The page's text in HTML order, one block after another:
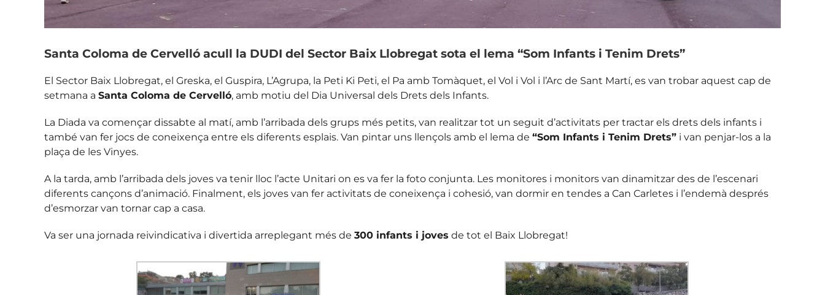
Santa Coloma de Cervelló acull la DUDI del Sector Baix Llobregat sota el lema “Som Infants i Tenim Drets”
El Sector Baix Llobregat, el Greska, el Guspira, L’Agrupa, la Peti Ki Peti, el Pa amb Tomàquet, el Vol i Vol i l’Arc de Sant Martí, es van trobar aquest cap de
setmana a Santa Coloma de Cervelló, amb motiu del Dia Universal dels Drets dels Infants.
La Diada va començar dissabte al matí, amb l’arribada dels grups més petits, van realitzar tot un seguit d’activitats per tractar els drets dels infants i
també van fer jocs de coneixença entre els diferents esplais. Van pintar uns llençols amb el lema de “Som Infants i Tenim Drets” i van penjar-los a la
plaça de les Vinyes.
A la tarda, amb l’arribada dels joves va tenir lloc l’acte Unitari on es va fer la foto conjunta. Les monitores i monitors van dinamitzar des de l’escenari
diferents cançons d’animació. Finalment, els joves van fer activitats de coneixença i cohesió, van dormir en tendes a Can Carletes i l’endemà després
d’esmorzar van tornar cap a casa.
Va ser una jornada reivindicativa i divertida arreplegant més de 300 infants i joves de tot el Baix Llobregat!